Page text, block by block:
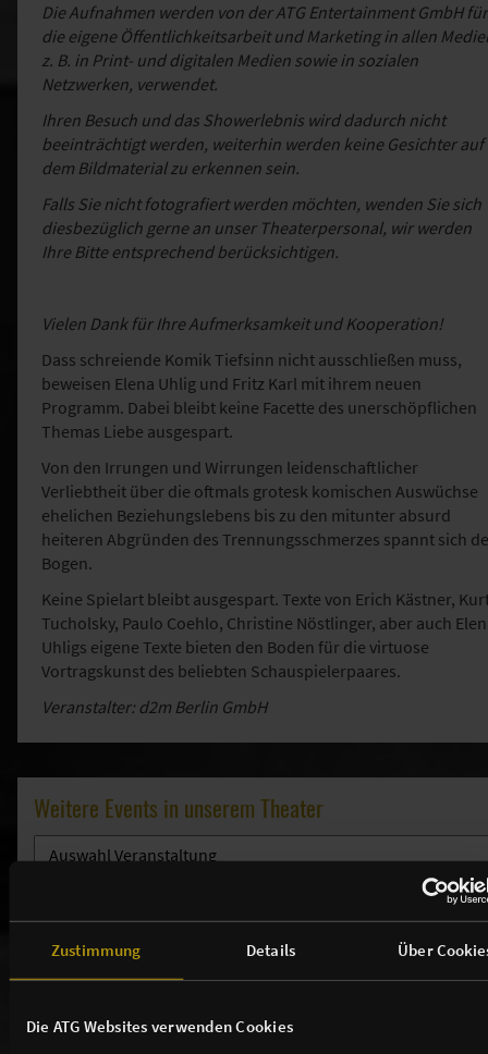
Zustimmung Details Über
Die ATG Websites verwenden Cookies
Die Aufnahmen werden von der ATG Entertainment GmbH für
die eigene Öffentlichkeitsarbeit und Marketing in allen
z. B. in Print- und digitalen Medien sowie in sozialen
Netzwerken, verwendet.
Ihren Besuch und das Showerlebnis wird dadurch nicht
beeinträchtigt werden, weiterhin werden keine Gesichter auf
dem Bildmaterial zu erkennen sein.
Falls Sie nicht fotografiert werden möchten, wenden Sie sich
diesbezüglich gerne an unser Theaterpersonal, wir werden
Ihre Bitte entsprechend berücksichtigen.
Vielen Dank für Ihre Aufmerksamkeit und Kooperation!
Dass schreiende Komik Tiefsinn nicht ausschließen muss,
beweisen Elena Uhlig und Fritz Karl mit ihrem neuen
Programm. Dabei bleibt keine Facette des unerschöpflichen
Themas Liebe ausgespart.
Von den Irrungen und Wirrungen leidenschaftlicher
Verliebtheit über die oftmals grotesk komischen Auswüchse
ehelichen Beziehungslebens bis zu den mitunter absurd
heiteren Abgründen des Trennungsschmerzes spannt sich
Bogen.
Keine Spielart bleibt ausgespart. Texte von Erich Kästner,
Tucholsky, Paulo Coehlo, Christine Nöstlinger, aber auch
Uhligs eigene Texte bieten den Boden für die virtuose
Vortragskunst des beliebten Schauspielerpaares.
Veranstalter: d2m Berlin GmbH
Weitere Events in unserem Theater
THEATER / ANFAHRT / SERVICE
TICKETS